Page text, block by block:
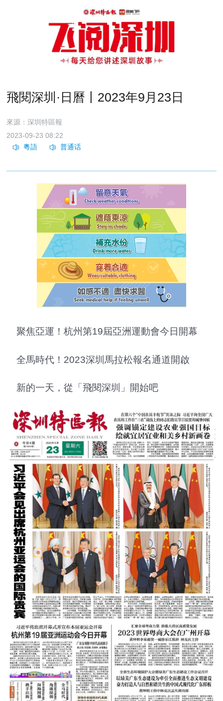
飛閱深圳·日曆丨2023年9月23日
來源：深圳特區報
2023-09-23 08:22
聚焦亞運！杭州第19屆亞洲運動會今日開幕
全馬時代！2023深圳馬拉松報名通道開啟
新的一天，從「飛閱深圳」開始吧